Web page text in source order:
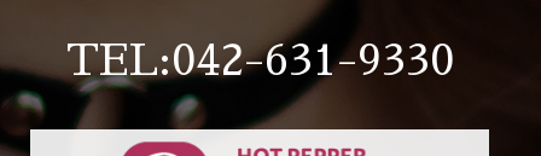
TEL:042-631-9330